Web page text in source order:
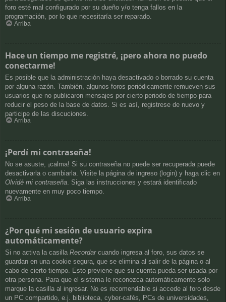
foro esté mal configurado por su dueño y/o tenga fallos en la
programación, por lo que necesitaría ser reparado.
Arriba
Hace un tiempo me registré, ¡pero ahora no puedo
conectarme!
Es posible que la administración haya desactivado o borrado su cuenta
por alguna razón. También, algunos foros periódicamente remueven sus
usuarios que no publicaron mensajes por cierto periodo de tiempo para
reducir el peso de la base de datos. Si es así, registrese de nuevo y
participe de las discuciones.
Arriba
¡Perdí mi contraseña!
No se asuste, ¡calma! Si su contraseña no puede ser recuperada puede
desactivarla o cambiarla. Visite la página de ingreso (login) y haga clic en
Olvidé mi contraseña. Siga las instrucciones y estará identificado
nuevamente en muy poco tiempo.
Arriba
¿Por qué mi sesión de usuario expira
automáticamente?
Si no activa la casilla Recordarcuando ingresa al foro, sus datos se
guardan en una cookie segura, que se elimina al salir de la página o al
cabo de cierto tiempo. Esto previene que su cuenta pueda ser usada por
otra persona. Para que el sistema le reconozca automáticamente solo
marque la casilla al ingresar. No es recomendable si accede al foro desde
un PC compartido, e.j. biblioteca, cyber-cafés, PCs de universidades,